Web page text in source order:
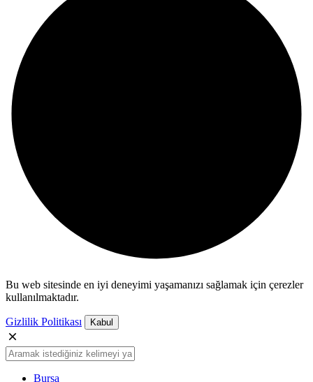
Bu web sitesinde en iyi deneyimi yaşamanızı sağlamak için çerezler
kullanılmaktadır.
Gizlilik Politikası Kabul
Bursa